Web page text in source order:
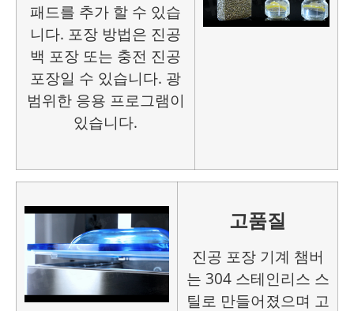
패드를 추가 할 수 있습
니다. 포장 방법은 진공
백 포장 또는 충전 진공
포장일 수 있습니다. 광
범위한 응용 프로그램이
있습니다.
고품질
진공 포장 기계 챔버
는 304 스테인리스 스
틸로 만들어졌으며 고